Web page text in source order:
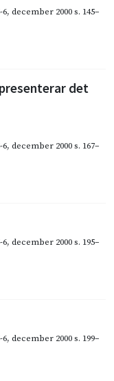
6, december 2000s. 145–
det
6, december 2000s. 167–
6, december 2000s. 195–
6, december 2000s. 199–